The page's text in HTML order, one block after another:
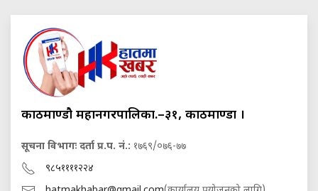
काठमाण्डौ महानगरपालिका.–३१, काठमाण्डौं ।
सूचना विभागः दर्ता प्र.प. नं.: १७६९/०७६-७७
९८५११११२२४